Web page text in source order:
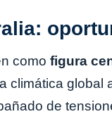
como figura
climática global
de